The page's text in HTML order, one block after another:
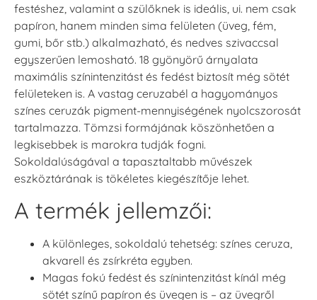
festéshez, valamint a szülőknek is ideális, ui. nem csak
papíron, hanem minden sima felületen (üveg, fém,
gumi, bőr stb.) alkalmazható, és nedves szivaccsal
egyszerűen lemosható. 18 gyönyörű árnyalata
maximális színintenzitást és fedést biztosít még sötét
felületeken is. A vastag ceruzabél a hagyományos
színes ceruzák pigment-mennyiségének nyolcszorosát
tartalmazza. Tömzsi formájának köszönhetően a
legkisebbek is marokra tudják fogni.
Sokoldalúságával a tapasztaltabb művészek
eszköztárának is tökéletes kiegészítője lehet.
A termék jellemzői:
A különleges, sokoldalú tehetség: színes ceruza,
akvarell és zsírkréta egyben.
Magas fokú fedést és színintenzitást kínál még
sötét színű papíron és üvegen is – az üvegről